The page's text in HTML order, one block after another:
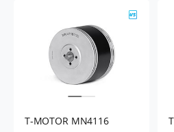
T-MOTOR MN4116